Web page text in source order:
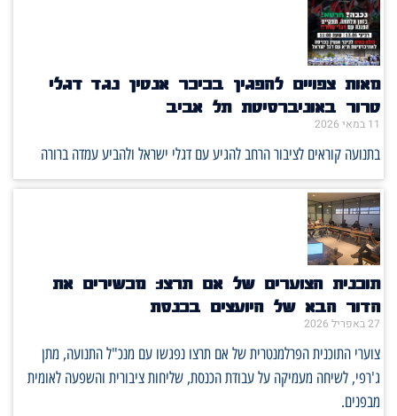
מאות צפויים להפגין בכיכר אנטין נגד דגלי
טרור באוניברסיטת תל אביב
11 במאי 2026
בתנועה קוראים לציבור הרחב להגיע עם דגלי ישראל ולהביע עמדה ברורה
תוכנית הצוערים של אם תרצו: מכשירים את
הדור הבא של היועצים בכנסת
27 באפריל 2026
צוערי התוכנית הפרלמנטרית של אם תרצו נפגשו עם מנכ"ל התנועה, מתן
ג'רפי, לשיחה מעמיקה על עבודת הכנסת, שליחות ציבורית והשפעה לאומית
מבפנים.